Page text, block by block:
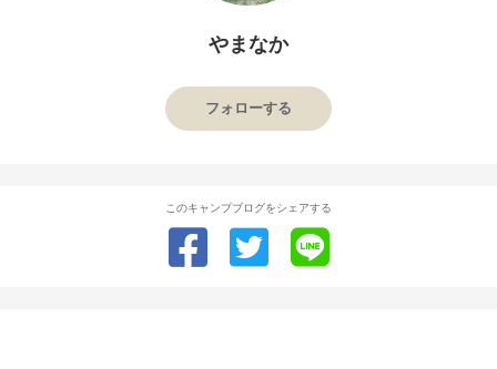
やまなか
フォローする
このキャンプブログをシェアする